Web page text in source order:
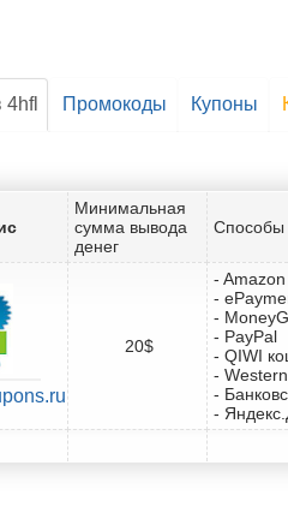
4hfl Промокоды Купоны
Минимальная
сумма вывода
денег
Способы
20$
-
-
-
- PayPal
- QIWI
-
-
-